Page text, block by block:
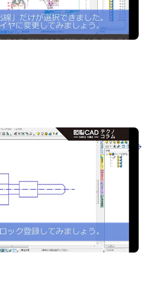
弧半径を「+3」大きくするには